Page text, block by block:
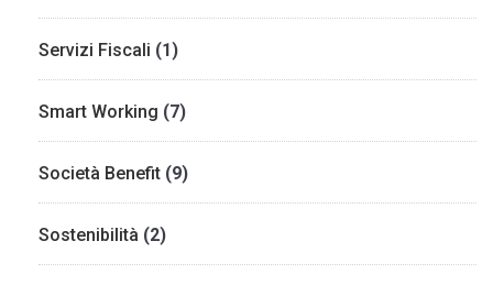
Servizi Fiscali (1)
Smart Working (7)
Società Benefit (9)
Sostenibilità (2)